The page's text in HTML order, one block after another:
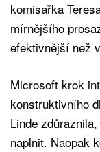
komisařka
mírnějšího
efektivnější než
Microsoft krok
konstruktivního
Linde
naplnit. Naopak